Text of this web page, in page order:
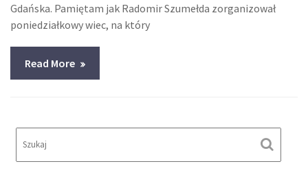
Gdańska. Pamiętam jak Radomir Szumełda zorganizował
poniedziałkowy wiec, na który
Read More